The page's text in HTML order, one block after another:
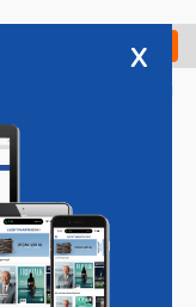
Check in
Vacatures
x